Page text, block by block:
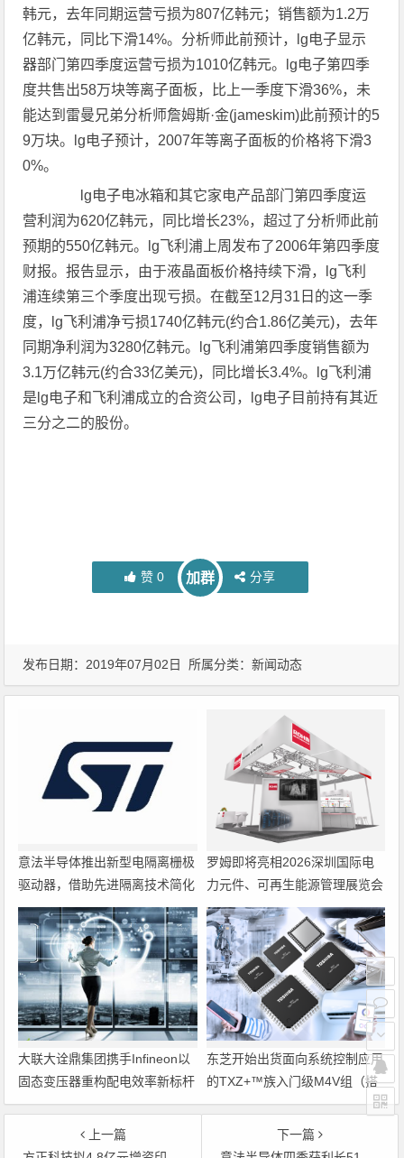
韩元，去年同期运营亏损为807亿韩元；销售额为1.2万
亿韩元，同比下滑14%。分析师此前预计，lg电子显示
器部门第四季度运营亏损为1010亿韩元。lg电子第四季
度共售出58万块等离子面板，比上一季度下滑36%，未
能达到雷曼兄弟分析师詹姆斯·金(jameskim)此前预计的5
9万块。lg电子预计，2007年等离子面板的价格将下滑3
0%。
lg电子电冰箱和其它家电产品部门第四季度运
营利润为620亿韩元，同比增长23%，超过了分析师此前
预期的550亿韩元。lg飞利浦上周发布了2006年第四季度
财报。报告显示，由于液晶面板价格持续下滑，lg飞利
浦连续第三个季度出现亏损。在截至12月31日的这一季
度，lg飞利浦净亏损1740亿韩元(约合1.86亿美元)，去年
同期净利润为3280亿韩元。lg飞利浦第四季度销售额为
3.1万亿韩元(约合33亿美元)，同比增长3.4%。lg飞利浦
是lg电子和飞利浦成立的合资公司，lg电子目前持有其近
三分之二的股份。
赞 0 加群 分享
发布日期：2019年07月02日 所属分类：新闻动态
意法半导体推出新型电隔离栅极
驱动器，借助先进隔离技术简化
电源设计
罗姆即将亮相2026深圳国际电
力元件、可再生能源管理展览会
暨研讨会
大联大诠鼎集团携手Infineon以
固态变压器重构配电效率新标杆
东芝开始出货面向系统控制应用
的TXZ+™族入门级M4V组（搭
载Arm Cortex‑M4内核的标准微
控制器）工程样品
上一篇
下一篇